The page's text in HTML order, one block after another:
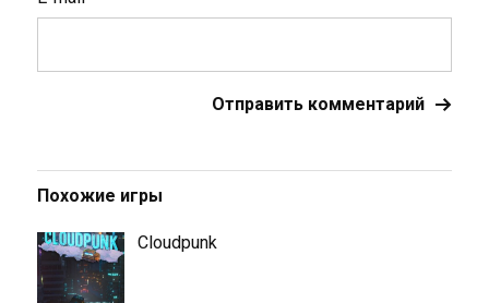
Похожие игры
Cloudpunk